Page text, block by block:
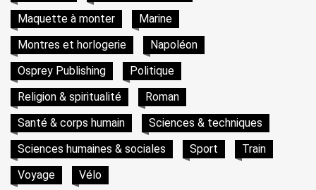
Maquette à monter
Marine
Montres et horlogerie
Napoléon
Osprey Publishing
Politique
Religion & spiritualité
Roman
Santé & corps humain
Sciences & techniques
Sciences humaines & sociales
Sport
Train
Voyage
Vélo